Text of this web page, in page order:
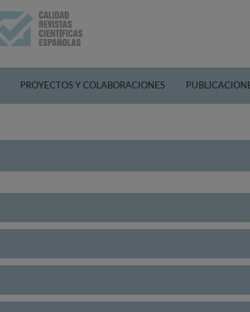
PROYECTOS Y COLABORACIONES